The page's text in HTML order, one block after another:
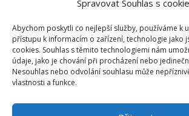
Spravovat Souhlas s
Abychom poskytli co nejlepší služby, používáme k
přístupu k informacím o zařízení, technologie jako
cookies. Souhlas s těmito technologiemi nám
údaje, jako je chování při procházení nebo
Nesouhlas nebo odvolání souhlasu může
vlastnosti a funkce.